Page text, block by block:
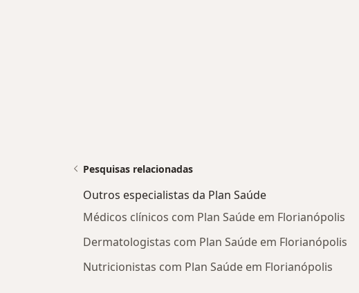
Pesquisas relacionadas
Outros especialistas da Plan Saúde
Médicos clínicos com Plan Saúde em Florianópolis
Dermatologistas com Plan Saúde em Florianópolis
Nutricionistas com Plan Saúde em Florianópolis